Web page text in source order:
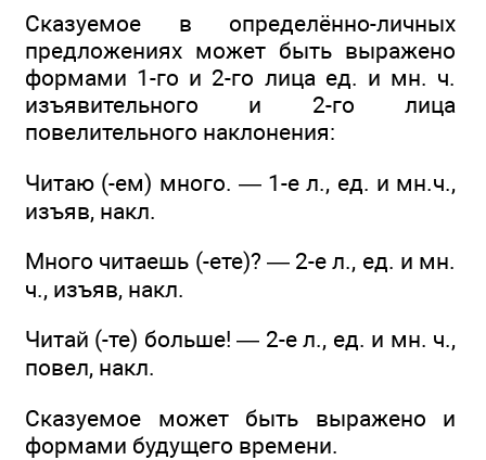
Сказуемое в определённо-личных
предложениях может быть выражено
формами 1-го и 2-го лица ед. и мн. ч.
изъявительного и 2-го лица
повелительного наклонения:
Читаю (-ем) много. — 1-е л., ед. и мн.ч.,
изъяв, накл.
Много читаешь (-ете)? — 2-е л., ед. и мн.
ч., изъяв, накл.
Читай (-те) больше! — 2-е л., ед. и мн. ч.,
повел, накл.
Сказуемое может быть выражено и
формами будущего времени.